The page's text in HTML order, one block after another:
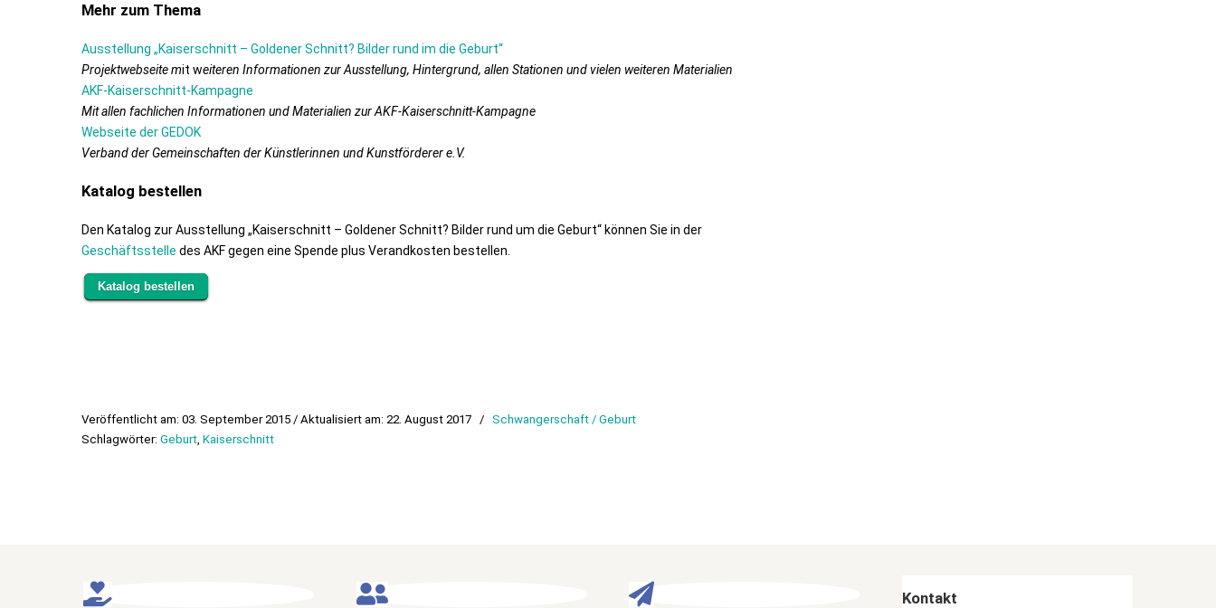
Mehr zum Thema
Ausstellung „Kaiserschnitt – Goldener Schnitt? Bilder rund im die Geburt“
Projektwebseite mit weiteren Informationen zur Ausstellung, Hintergrund, allen Stationen und vielen weiteren Materialien
AKF-Kaiserschnitt-Kampagne
Mit allen fachlichen Informationen und Materialien zur AKF-Kaiserschnitt-Kampagne
Webseite der GEDOK
Verband der Gemeinschaften der Künstlerinnen und Kunstförderer e.V.
Katalog bestellen
Den Katalog zur Ausstellung „Kaiserschnitt – Goldener Schnitt? Bilder rund um die Geburt“ können Sie in der
Geschäftsstelle des AKF gegen eine Spende plus Verandkosten bestellen.
Katalog bestellen
Veröffentlicht am: 03. September 2015 / Aktualisiert am: 22. August 2017 / Schwangerschaft / Geburt
Schlagwörter: Geburt, Kaiserschnitt
Kontakt